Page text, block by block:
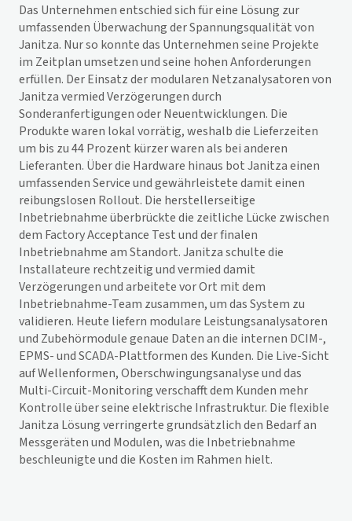
Das Unternehmen entschied sich für eine Lösung zur
umfassenden Überwachung der Spannungsqualität von
Janitza. Nur so konnte das Unternehmen seine Projekte
im Zeitplan umsetzen und seine hohen Anforderungen
erfüllen. Der Einsatz der modularen Netzanalysatoren von
Janitza vermied Verzögerungen durch
Sonderanfertigungen oder Neuentwicklungen. Die
Produkte waren lokal vorrätig, weshalb die Lieferzeiten
um bis zu 44 Prozent kürzer waren als bei anderen
Lieferanten. Über die Hardware hinaus bot Janitza einen
umfassenden Service und gewährleistete damit einen
reibungslosen Rollout. Die herstellerseitige
Inbetriebnahme überbrückte die zeitliche Lücke zwischen
dem Factory Acceptance Test und der finalen
Inbetriebnahme am Standort. Janitza schulte die
Installateure rechtzeitig und vermied damit
Verzögerungen und arbeitete vor Ort mit dem
Inbetriebnahme-Team zusammen, um das System zu
validieren. Heute liefern modulare Leistungsanalysatoren
und Zubehörmodule genaue Daten an die internen DCIM-,
EPMS- und SCADA-Plattformen des Kunden. Die Live-Sicht
auf Wellenformen, Oberschwingungsanalyse und das
Multi-Circuit-Monitoring verschafft dem Kunden mehr
Kontrolle über seine elektrische Infrastruktur. Die flexible
Janitza Lösung verringerte grundsätzlich den Bedarf an
Messgeräten und Modulen, was die Inbetriebnahme
beschleunigte und die Kosten im Rahmen hielt.